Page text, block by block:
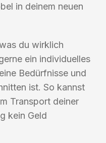
in deinem neuen
du wirklich
ein individuelles
Bedürfnisse und
ist. So kannst
Transport deiner
kein Geld